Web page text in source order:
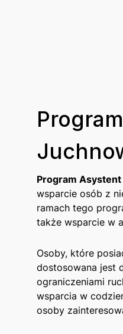
Program
wsparcie​ osób z
ramach tego
także wsparcie w
Osoby, które
dostosowana jest
ograniczeniami
wsparcia w
osoby